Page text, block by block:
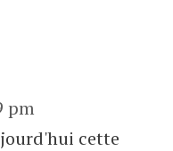
pm
cette